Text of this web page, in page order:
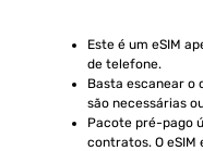
Este é um eSIM
de telefone.
Basta escanear o
são necessárias
Pacote pré-pago
contratos. O